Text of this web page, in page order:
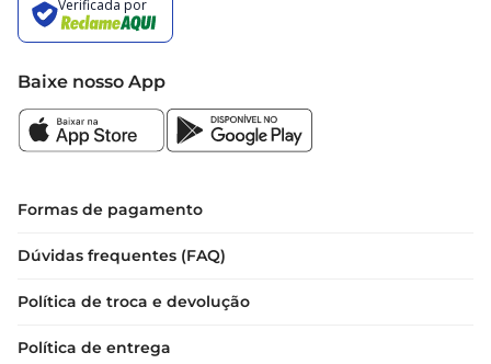
Baixe nosso App
Formas de pagamento
Dúvidas frequentes (FAQ)
Política de troca e devolução
Política de entrega